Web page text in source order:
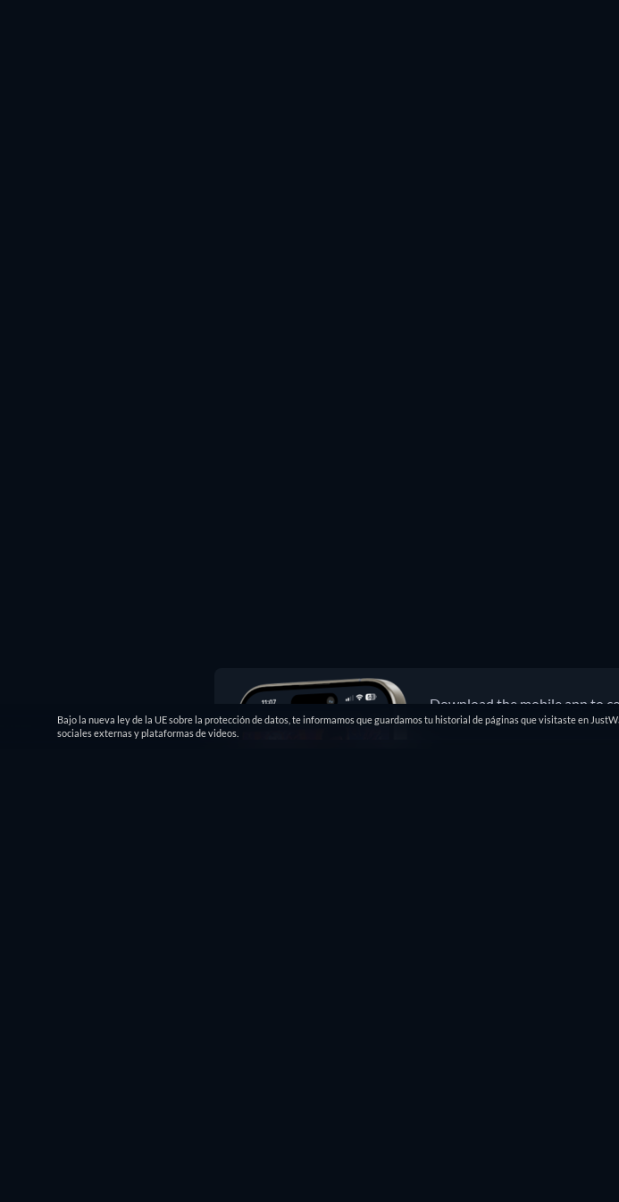
Bajo la nueva ley de la UE sobre la protección de datos, te informamos que guardamos tu historial de páginas que visitaste en
sociales externas y plataformas de videos.
Download the mobile app to